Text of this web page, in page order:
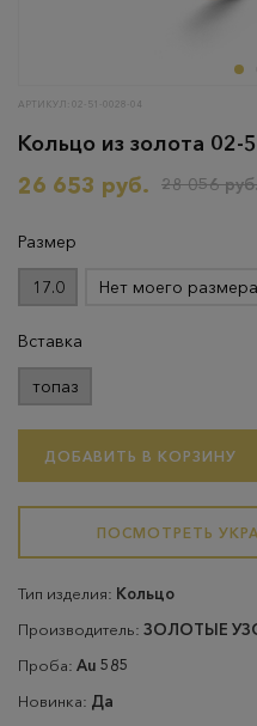
АРТИКУЛ: 02-51-0028-04
Кольцо из золота 02-
26 653 руб.
28 056 руб.
Размер
17.0 Нет моего размера
Вставка
топаз
ДОБАВИТЬ В КОРЗИНУ
ПОСМОТРЕТЬ
Тип изделия: Кольцо
Производитель: ЗОЛОТЫЕ
Проба: Au 585
Новинка: Да